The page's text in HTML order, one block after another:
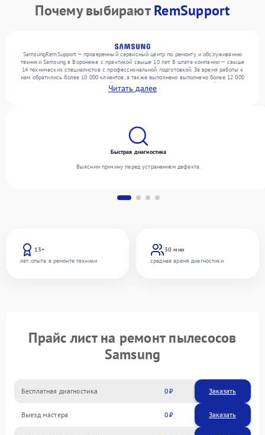
Почему выбираютRemSupport
SamsungRemSupport — проверенный сервисный центр по ремонту и обслуживанию
техники Samsung в Воронеже с практикой свыше 10 лет. В штате компании — свыше
14 технических специалистов с профессиональной подготовкой. За время работы к
нам обратились более 10 000 клиентов, а также выполнено выполнено более 12 000
ремонтов. Ежемесячно в сервисный центр поступает более 300 обращений, включая , ,
. Мы устраняем поломки любой сложности и обеспечиваем надежный результат
Читать далее
13+
лет опыта в ремонте техники
30 мин
среднее время диагностики
Быстрая диагностика
Выясним причину перед устранением дефекта.
Прайс лист на ремонт пылесосов
Samsung
Бесплатная диагностика 0 Заказать
Выезд мастера 0 Заказать